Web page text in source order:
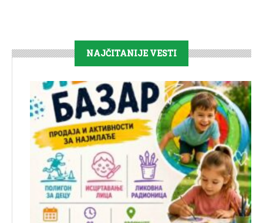
NAJČITANIJE VESTI